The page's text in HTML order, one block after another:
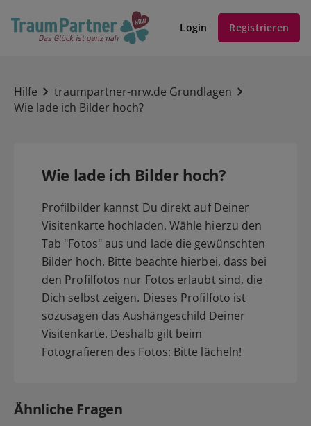
Login Registrieren
Hilfe
traumpartner-nrw.de Grundlagen
Wie lade ich Bilder hoch?
Wie lade ich Bilder hoch?
Profilbilder kannst Du direkt auf Deiner
Visitenkarte hochladen. Wähle hierzu den
Tab "Fotos" aus und lade die gewünschten
Bilder hoch. Bitte beachte hierbei, dass bei
den Profilfotos nur Fotos erlaubt sind, die
Dich selbst zeigen. Dieses Profilfoto ist
sozusagen das Aushängeschild Deiner
Visitenkarte. Deshalb gilt beim
Fotografieren des Fotos: Bitte lächeln!
Ähnliche Fragen